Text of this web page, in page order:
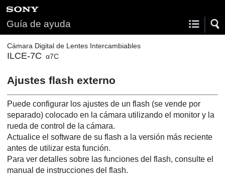
Guía de ayuda
Cámara Digital de Lentes Intercambiables
ILCE-7C α7C
Ajustes flash externo
Puede configurar los ajustes de un flash (se vende por
separado) colocado en la cámara utilizando el monitor y la
rueda de control de la cámara.
Actualice el software de su flash a la versión más reciente
antes de utilizar esta función.
Para ver detalles sobre las funciones del flash, consulte el
manual de instrucciones del flash.